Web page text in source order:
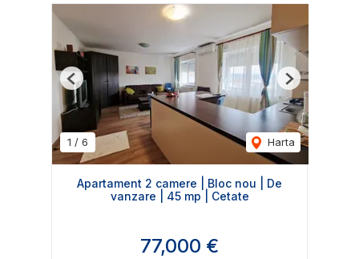
1 / 6 Harta
Previous Next
Apartament 2 camere | Bloc nou | De
vanzare | 45 mp | Cetate
77,000 €